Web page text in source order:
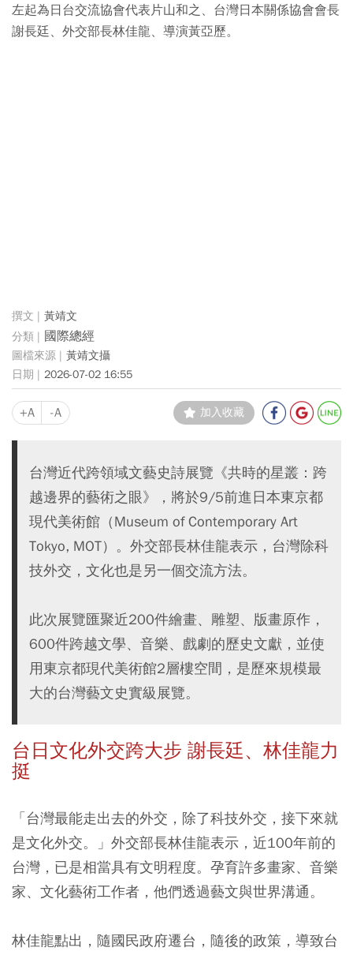
左起為日台交流協會代表片山和之、台灣日本關係協會會長
謝長廷、外交部長林佳龍、導演黃亞歷。
黃靖文
國際總經
黃靖文攝
2026-07-02 16:55
+A -A 加入收藏
台灣近代跨領域文藝史詩展覽《共時的星叢：跨
越邊界的藝術之眼》，將於9/5前進日本東京都
現代美術館（Museum of Contemporary Art
Tokyo, MOT）。外交部長林佳龍表示，台灣除科
技外交，文化也是另一個交流方法。
此次展覽匯聚近200件繪畫、雕塑、版畫原作，
600件跨越文學、音樂、戲劇的歷史文獻，並使
用東京都現代美術館2層樓空間，是歷來規模最
大的台灣藝文史實級展覽。
台日文化外交跨大步 謝長廷、林佳龍力
挺
「台灣最能走出去的外交，除了科技外交，接下來就
是文化外交。」外交部長林佳龍表示，近100年前的
台灣，已是相當具有文明程度。孕育許多畫家、音樂
家、文化藝術工作者，他們透過藝文與世界溝通。
林佳龍點出，隨國民政府遷台，隨後的政策，導致台